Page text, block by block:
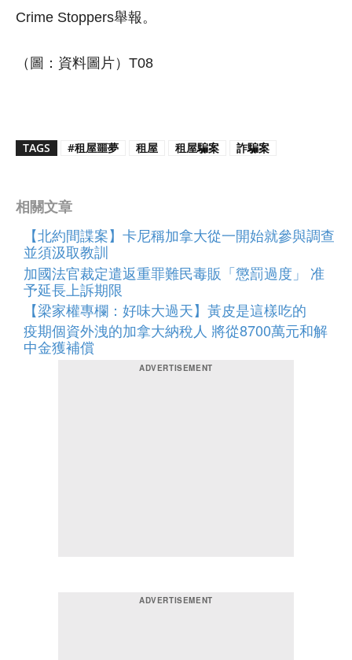
Crime Stoppers舉報。
（圖：資料圖片）T08
TAGS #租屋噩夢 租屋 租屋騙案 詐騙案
相關文章
【北約間諜案】卡尼稱加拿大從一開始就參與調查
並須汲取教訓
加國法官裁定遣返重罪難民毒販「懲罰過度」 准
予延長上訴期限
【梁家權專欄：好味大過天】黃皮是這樣吃的
疫期個資外洩的加拿大納稅人 將從8700萬元和解
中金獲補償